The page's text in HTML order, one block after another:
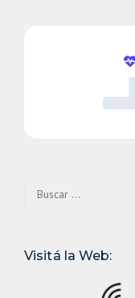
Visitá la Web: